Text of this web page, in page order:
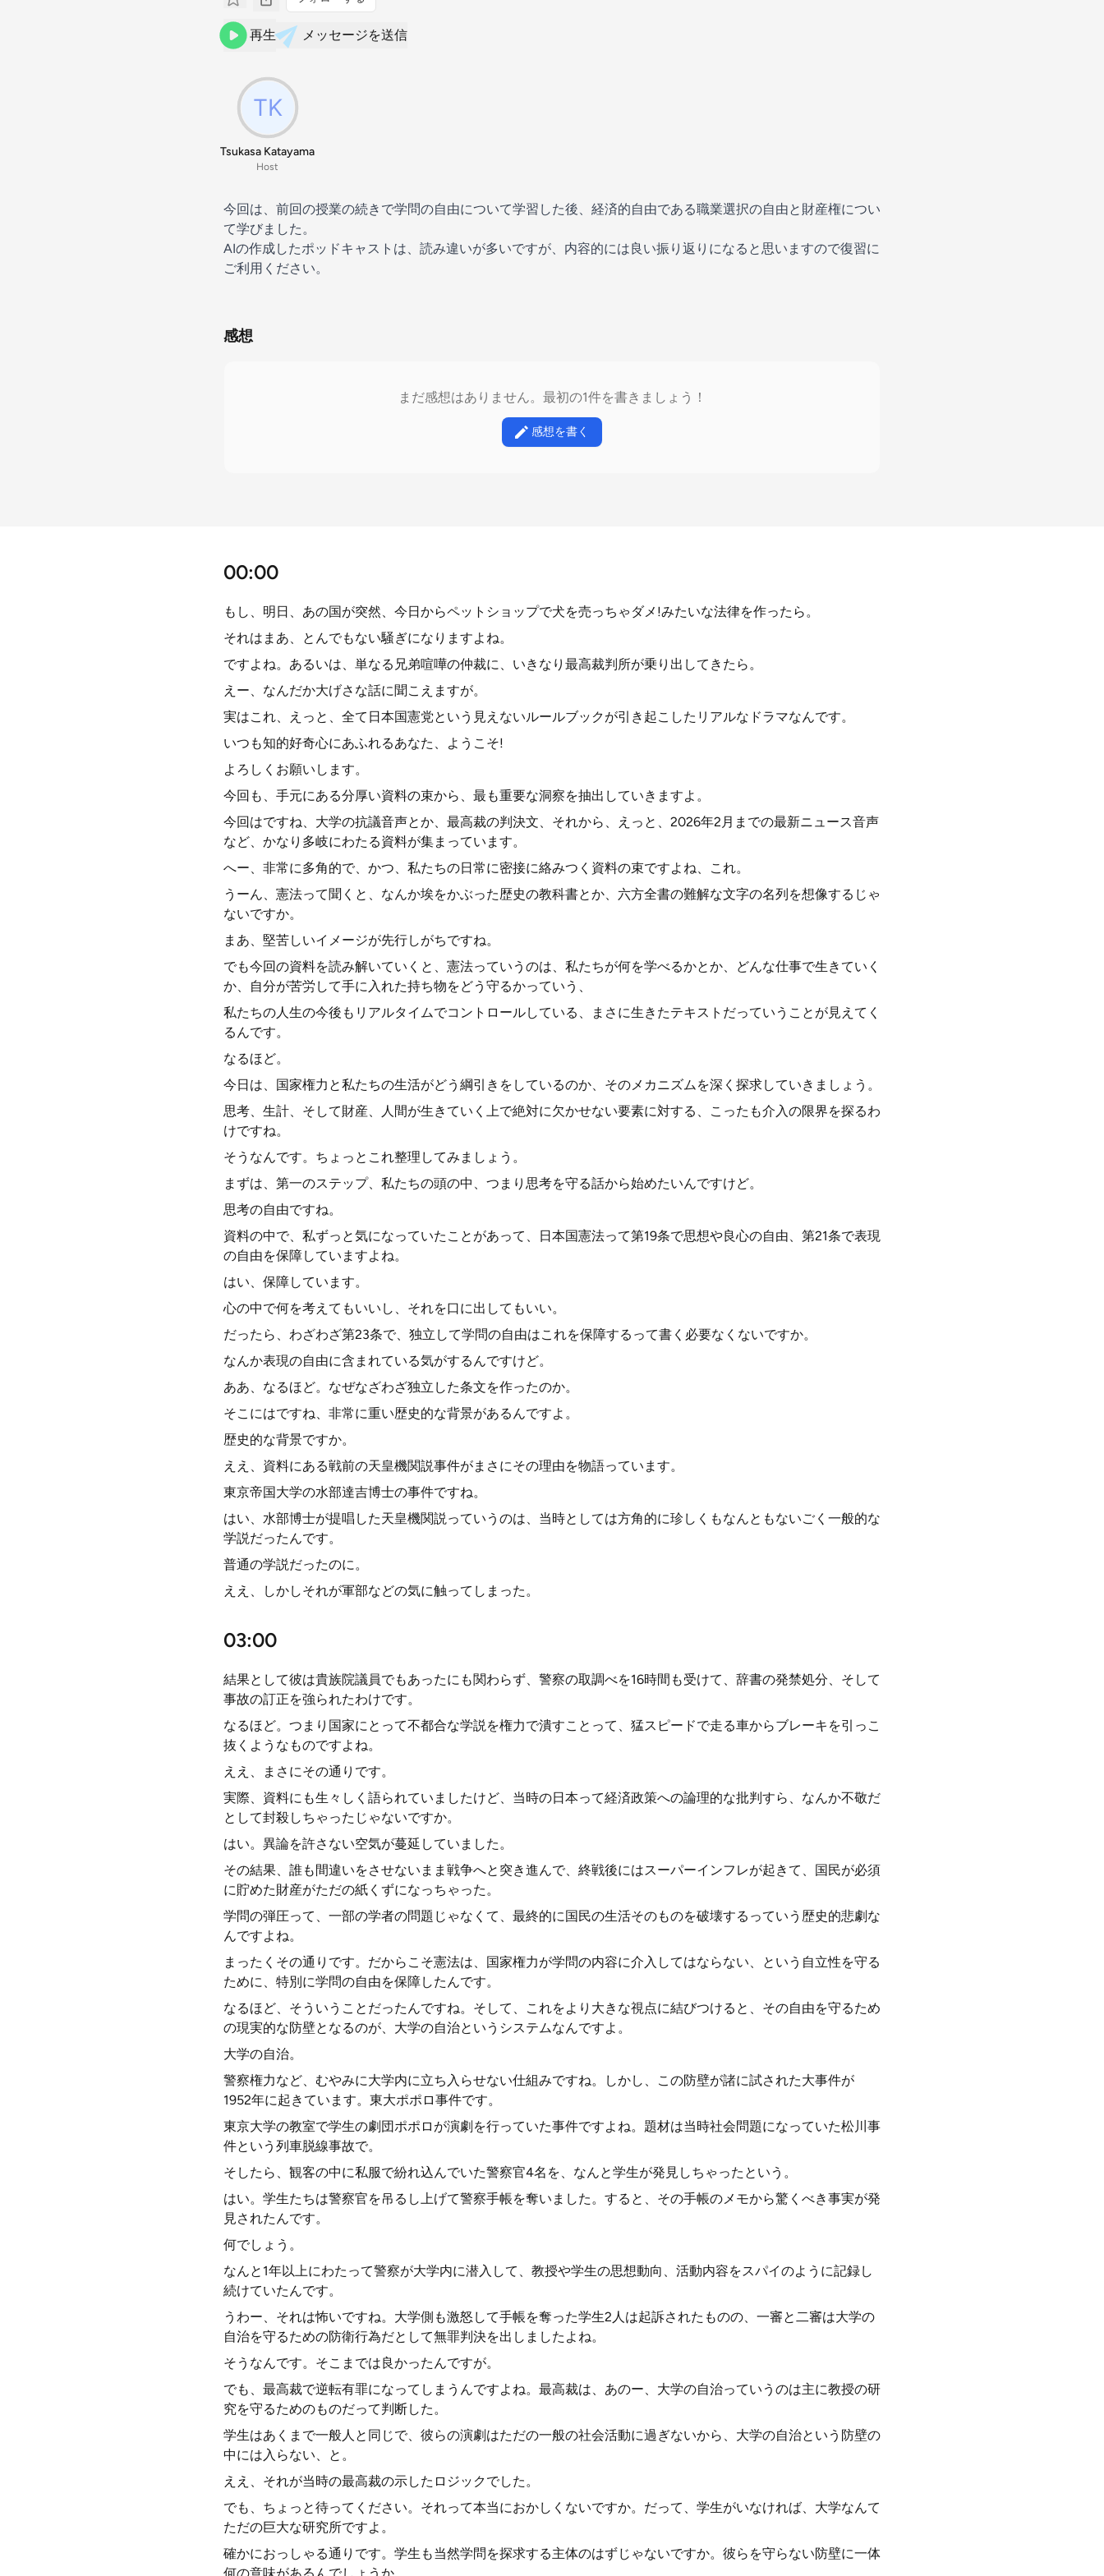
再生 メッセージを送信
Tsukasa Katayama
Host
今回は、前回の授業の続きで学問の自由について学習した後、経済的自由である職業選択の自由と財産権につい
て学びました。
AIの作成したポッドキャストは、読み違いが多いですが、内容的には良い振り返りになると思いますので復習に
ご利用ください。
感想
まだ感想はありません。最初の1件を書きましょう！
感想を書く
00:00
もし、明日、あの国が突然、今日からペットショップで犬を売っちゃダメ!みたいな法律を作ったら。
それはまあ、とんでもない騒ぎになりますよね。
ですよね。あるいは、単なる兄弟喧嘩の仲裁に、いきなり最高裁判所が乗り出してきたら。
えー、なんだか大げさな話に聞こえますが。
実はこれ、えっと、全て日本国憲党という見えないルールブックが引き起こしたリアルなドラマなんです。
いつも知的好奇心にあふれるあなた、ようこそ!
よろしくお願いします。
今回も、手元にある分厚い資料の束から、最も重要な洞察を抽出していきますよ。
今回はですね、大学の抗議音声とか、最高裁の判決文、それから、えっと、2026年2月までの最新ニュース音声
など、かなり多岐にわたる資料が集まっています。
へー、非常に多角的で、かつ、私たちの日常に密接に絡みつく資料の束ですよね、これ。
うーん、憲法って聞くと、なんか埃をかぶった歴史の教科書とか、六方全書の難解な文字の名列を想像するじゃ
ないですか。
まあ、堅苦しいイメージが先行しがちですね。
でも今回の資料を読み解いていくと、憲法っていうのは、私たちが何を学べるかとか、どんな仕事で生きていく
か、自分が苦労して手に入れた持ち物をどう守るかっていう、
私たちの人生の今後もリアルタイムでコントロールしている、まさに生きたテキストだっていうことが見えてく
るんです。
なるほど。
今日は、国家権力と私たちの生活がどう綱引きをしているのか、そのメカニズムを深く探求していきましょう。
思考、生計、そして財産、人間が生きていく上で絶対に欠かせない要素に対する、こったも介入の限界を探るわ
けですね。
そうなんです。ちょっとこれ整理してみましょう。
まずは、第一のステップ、私たちの頭の中、つまり思考を守る話から始めたいんですけど。
思考の自由ですね。
資料の中で、私ずっと気になっていたことがあって、日本国憲法って第19条で思想や良心の自由、第21条で表現
の自由を保障していますよね。
はい、保障しています。
心の中で何を考えてもいいし、それを口に出してもいい。
だったら、わざわざ第23条で、独立して学問の自由はこれを保障するって書く必要なくないですか。
なんか表現の自由に含まれている気がするんですけど。
ああ、なるほど。なぜなざわざ独立した条文を作ったのか。
そこにはですね、非常に重い歴史的な背景があるんですよ。
歴史的な背景ですか。
ええ、資料にある戦前の天皇機関説事件がまさにその理由を物語っています。
東京帝国大学の水部達吉博士の事件ですね。
はい、水部博士が提唱した天皇機関説っていうのは、当時としては方角的に珍しくもなんともないごく一般的な
学説だったんです。
普通の学説だったのに。
ええ、しかしそれが軍部などの気に触ってしまった。
03:00
結果として彼は貴族院議員でもあったにも関わらず、警察の取調べを16時間も受けて、辞書の発禁処分、そして
事故の訂正を強られたわけです。
なるほど。つまり国家にとって不都合な学説を権力で潰すことって、猛スピードで走る車からブレーキを引っこ
抜くようなものですよね。
ええ、まさにその通りです。
実際、資料にも生々しく語られていましたけど、当時の日本って経済政策への論理的な批判すら、なんか不敬だ
として封殺しちゃったじゃないですか。
はい。異論を許さない空気が蔓延していました。
その結果、誰も間違いをさせないまま戦争へと突き進んで、終戦後にはスーパーインフレが起きて、国民が必須
に貯めた財産がただの紙くずになっちゃった。
学問の弾圧って、一部の学者の問題じゃなくて、最終的に国民の生活そのものを破壊するっていう歴史的悲劇な
んですよね。
まったくその通りです。だからこそ憲法は、国家権力が学問の内容に介入してはならない、という自立性を守る
ために、特別に学問の自由を保障したんです。
なるほど、そういうことだったんですね。そして、これをより大きな視点に結びつけると、その自由を守るため
の現実的な防壁となるのが、大学の自治というシステムなんですよ。
大学の自治。
警察権力など、むやみに大学内に立ち入らせない仕組みですね。しかし、この防壁が諸に試された大事件が
1952年に起きています。東大ポポロ事件です。
東京大学の教室で学生の劇団ポポロが演劇を行っていた事件ですよね。題材は当時社会問題になっていた松川事
件という列車脱線事故で。
そしたら、観客の中に私服で紛れ込んでいた警察官4名を、なんと学生が発見しちゃったという。
はい。学生たちは警察官を吊るし上げて警察手帳を奪いました。すると、その手帳のメモから驚くべき事実が発
見されたんです。
何でしょう。
なんと1年以上にわたって警察が大学内に潜入して、教授や学生の思想動向、活動内容をスパイのように記録し
続けていたんです。
うわー、それは怖いですね。大学側も激怒して手帳を奪った学生2人は起訴されたものの、一審と二審は大学の
自治を守るための防衛行為だとして無罪判決を出しましたよね。
そうなんです。そこまでは良かったんですが。
でも、最高裁で逆転有罪になってしまうんですよね。最高裁は、あのー、大学の自治っていうのは主に教授の研
究を守るためのものだって判断した。
学生はあくまで一般人と同じで、彼らの演劇はただの一般の社会活動に過ぎないから、大学の自治という防壁の
中には入らない、と。
ええ、それが当時の最高裁の示したロジックでした。
でも、ちょっと待ってください。それって本当におかしくないですか。だって、学生がいなければ、大学なんて
ただの巨大な研究所ですよ。
確かにおっしゃる通りです。学生も当然学問を探求する主体のはずじゃないですか。彼らを守らない防壁に一体